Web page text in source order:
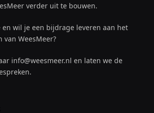
verder uit te bouwen.
en wil je een bijdrage leveren aan het
WeesMeer?
info@weesmeer.nl en laten we de